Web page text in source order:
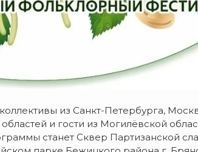
из Санкт-Петербурга,
и гости из Могилёвской
станет Сквер Партизанской